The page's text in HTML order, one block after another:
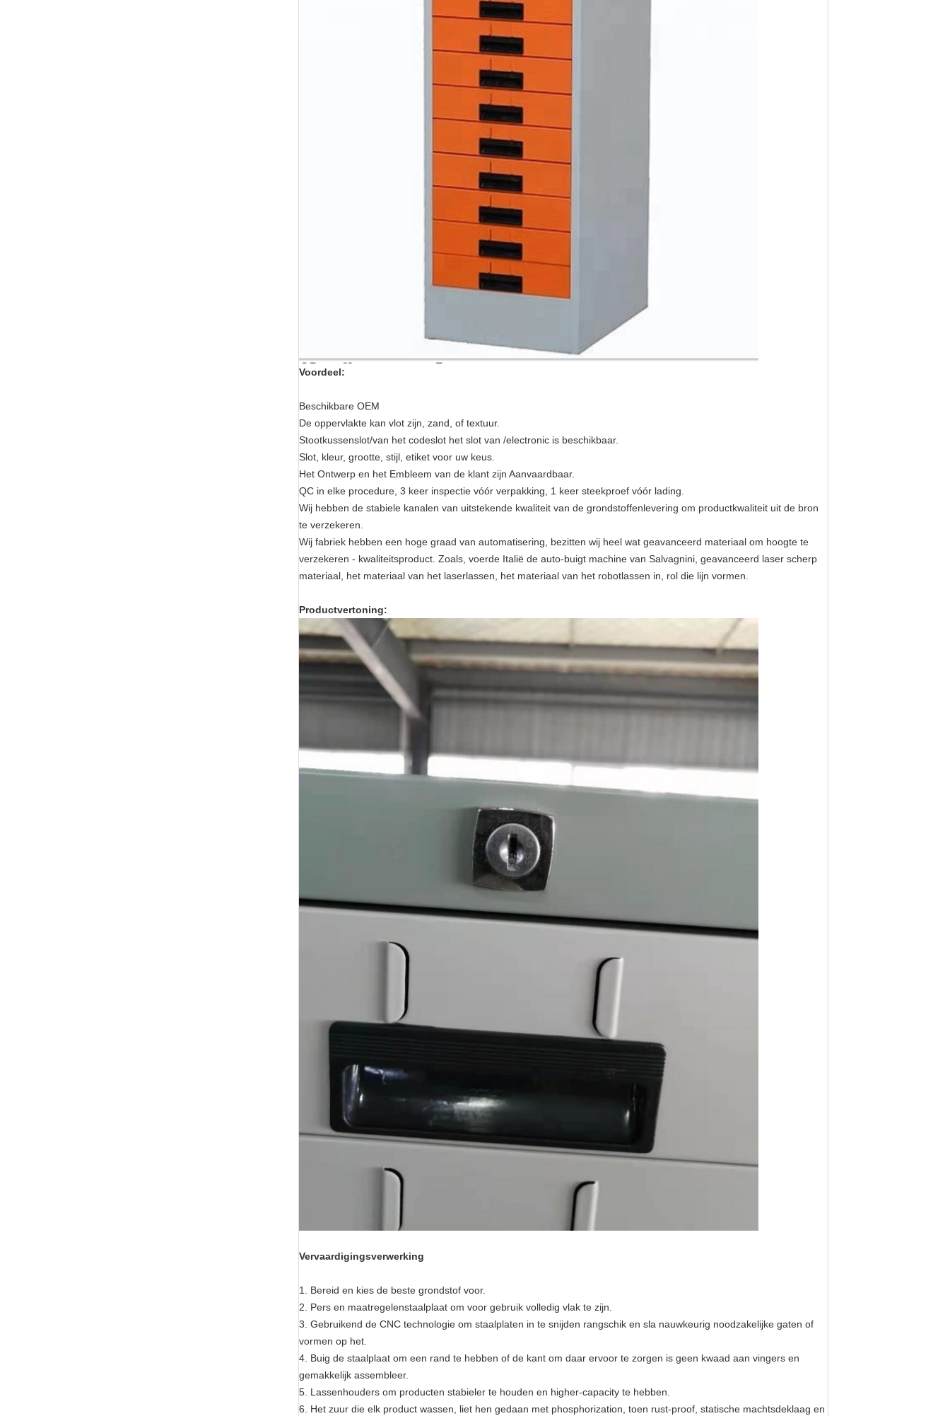
Voordeel:
Beschikbare OEM
De oppervlakte kan vlot zijn, zand, of textuur.
Stootkussenslot/van het codeslot het slot van /electronic is beschikbaar.
Slot, kleur, grootte, stijl, etiket voor uw keus.
Het Ontwerp en het Embleem van de klant zijn Aanvaardbaar.
QC in elke procedure, 3 keer inspectie vóór verpakking, 1 keer steekproef vóór lading.
Wij hebben de stabiele kanalen van uitstekende kwaliteit van de grondstoffenlevering om productkwaliteit uit de bron
te verzekeren.
Wij fabriek hebben een hoge graad van automatisering, bezitten wij heel wat geavanceerd materiaal om hoogte te
verzekeren - kwaliteitsproduct. Zoals, voerde Italië de auto-buigt machine van Salvagnini, geavanceerd laser scherp
materiaal, het materiaal van het laserlassen, het materiaal van het robotlassen in, rol die lijn vormen.
Productvertoning:
Vervaardigingsverwerking
1. Bereid en kies de beste grondstof voor.
2. Pers en maatregelenstaalplaat om voor gebruik volledig vlak te zijn.
3. Gebruikend de CNC technologie om staalplaten in te snijden rangschik en sla nauwkeurig noodzakelijke gaten of
vormen op het.
4. Buig de staalplaat om een rand te hebben of de kant om daar ervoor te zorgen is geen kwaad aan vingers en
gemakkelijk assembleer.
5. Lassenhouders om producten stabieler te houden en higher-capacity te hebben.
6. Het zuur die elk product wassen, liet hen gedaan met phosphorization, toen rust-proof, statische machtsdeklaag en